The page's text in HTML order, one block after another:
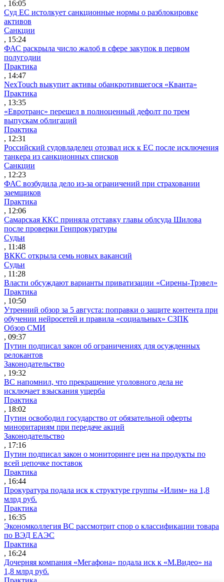
, 16:05
Суд ЕС истолкует санкционные нормы о разблокировке
активов
Санкции
, 15:24
ФАС раскрыла число жалоб в сфере закупок в первом
полугодии
Практика
, 14:47
NexTouch выкупит активы обанкротившегося «Кванта»
Практика
, 13:35
«Евротранс» перешел в полноценный дефолт по трем
выпускам облигаций
Практика
, 12:31
Российский судовладелец отозвал иск к ЕС после исключения
танкера из санкционных списков
Санкции
, 12:23
ФАС возбудила дело из-за ограничений при страховании
заемщиков
Практика
, 12:06
Самарская ККС приняла отставку главы облсуда Шилова
после проверки Генпрокуратуры
Судьи
, 11:48
ВККС открыла семь новых вакансий
Судьи
, 11:28
Власти обсуждают варианты приватизации «Сирены-Трэвел»
Практика
, 10:50
Утренний обзор за 5 августа: поправки о защите контента при
обучении нейросетей и правила «социальных» СЗПК
Обзор СМИ
, 09:37
Путин подписал закон об ограничениях для осужденных
релокантов
Законодательство
, 19:32
ВС напомнил, что прекращение уголовного дела не
исключает взыскания ущерба
Практика
, 18:02
Путин освободил государство от обязательной оферты
миноритариям при передаче акций
Законодательство
, 17:16
Путин подписал закон о мониторинге цен на продукты по
всей цепочке поставок
Практика
, 16:44
Прокуратура подала иск к структуре группы «Илим» на 1,8
млрд руб.
Практика
, 16:35
Экономколлегия ВС рассмотрит спор о классификации товара
по ВЭД ЕАЭС
Практика
, 16:24
Дочерняя компания «Мегафона» подала иск к «М.Видео» на
1,8 млрд руб.
Практика